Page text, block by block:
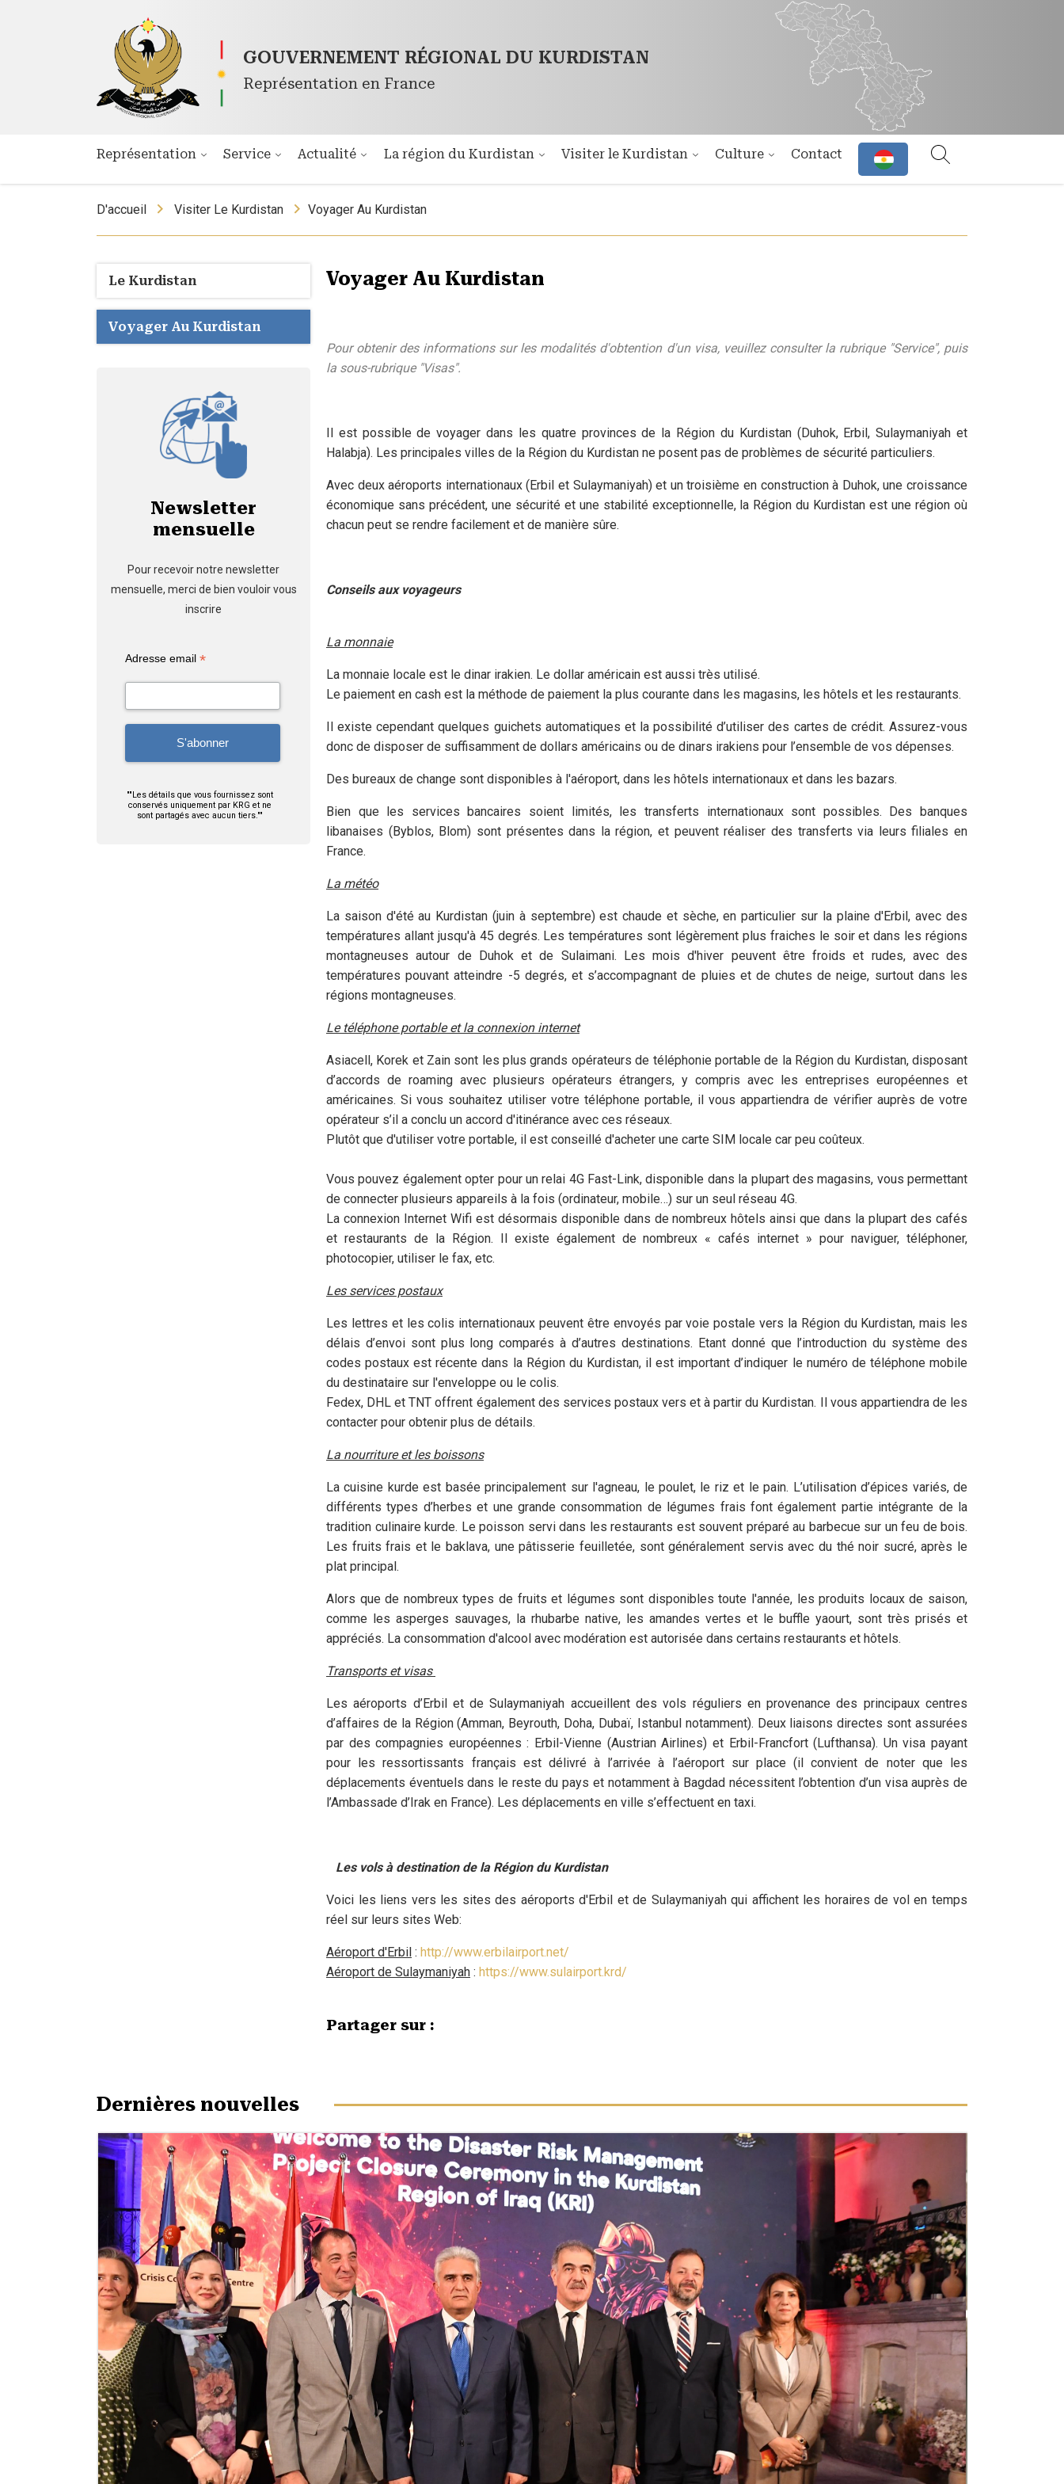
GOUVERNEMENT RÉGIONAL DU KURDISTAN
Représentation en France
Représentation Service Actualité La région du Kurdistan Visiter le Kurdistan Culture Contact
D'accueil Visiter Le Kurdistan Voyager Au Kurdistan
Le Kurdistan
Voyager Au Kurdistan
Newsletter
mensuelle
Pour recevoir notre newsletter
mensuelle, merci de bien vouloir vous
inscrire
Adresse email*
""Les détails que vous fournissez sont
conservés uniquement par KRG et ne
sont partagés avec aucun tiers.""
Voyager Au Kurdistan
Pour obtenir des informations sur les modalités d'obtention d'un visa, veuillez consulter la rubrique "Service", puis
la sous-rubrique "Visas".
Il est possible de voyager dans les quatre provinces de la Région du Kurdistan (Duhok, Erbil, Sulaymaniyah et
Halabja). Les principales villes de la Région du Kurdistan ne posent pas de problèmes de sécurité particuliers.
Avec deux aéroports internationaux (Erbil et Sulaymaniyah) et un troisième en construction à Duhok, une croissance
économique sans précédent, une sécurité et une stabilité exceptionnelle, la Région du Kurdistan est une région où
chacun peut se rendre facilement et de manière sûre.
Conseils aux voyageurs
La monnaie
La monnaie locale est le dinar irakien. Le dollar américain est aussi très utilisé.
Le paiement en cash est la méthode de paiement la plus courante dans les magasins, les hôtels et les restaurants.
Il existe cependant quelques guichets automatiques et la possibilité d’utiliser des cartes de crédit. Assurez-vous
donc de disposer de suffisamment de dollars américains ou de dinars irakiens pour l’ensemble de vos dépenses.
Des bureaux de change sont disponibles à l'aéroport, dans les hôtels internationaux et dans les bazars.
Bien que les services bancaires soient limités, les transferts internationaux sont possibles. Des banques
libanaises (Byblos, Blom) sont présentes dans la région, et peuvent réaliser des transferts via leurs filiales en
France.
La météo
La saison d'été au Kurdistan (juin à septembre) est chaude et sèche, en particulier sur la plaine d'Erbil, avec des
températures allant jusqu'à 45 degrés. Les températures sont légèrement plus fraiches le soir et dans les régions
montagneuses autour de Duhok et de Sulaimani. Les mois d'hiver peuvent être froids et rudes, avec des
températures pouvant atteindre -5 degrés, et s’accompagnant de pluies et de chutes de neige, surtout dans les
régions montagneuses.
Le téléphone portable et la connexion internet
Asiacell, Korek et Zain sont les plus grands opérateurs de téléphonie portable de la Région du Kurdistan, disposant
d’accords de roaming avec plusieurs opérateurs étrangers, y compris avec les entreprises européennes et
américaines. Si vous souhaitez utiliser votre téléphone portable, il vous appartiendra de vérifier auprès de votre
opérateur s’il a conclu un accord d'itinérance avec ces réseaux.
Plutôt que d'utiliser votre portable, il est conseillé d'acheter une carte SIM locale car peu coûteux.
Vous pouvez également opter pour un relai 4G Fast-Link, disponible dans la plupart des magasins, vous permettant
de connecter plusieurs appareils à la fois (ordinateur, mobile…) sur un seul réseau 4G.
La connexion Internet Wifi est désormais disponible dans de nombreux hôtels ainsi que dans la plupart des cafés
et restaurants de la Région. Il existe également de nombreux « cafés internet » pour naviguer, téléphoner,
photocopier, utiliser le fax, etc.
Les services postaux
Les lettres et les colis internationaux peuvent être envoyés par voie postale vers la Région du Kurdistan, mais les
délais d’envoi sont plus long comparés à d’autres destinations. Etant donné que l’introduction du système des
codes postaux est récente dans la Région du Kurdistan, il est important d’indiquer le numéro de téléphone mobile
du destinataire sur l'enveloppe ou le colis.
Fedex, DHL et TNT offrent également des services postaux vers et à partir du Kurdistan. Il vous appartiendra de les
contacter pour obtenir plus de détails.
La nourriture et les boissons
La cuisine kurde est basée principalement sur l'agneau, le poulet, le riz et le pain. L’utilisation d’épices variés, de
différents types d’herbes et une grande consommation de légumes frais font également partie intégrante de la
tradition culinaire kurde. Le poisson servi dans les restaurants est souvent préparé au barbecue sur un feu de bois.
Les fruits frais et le baklava, une pâtisserie feuilletée, sont généralement servis avec du thé noir sucré, après le
plat principal.
Alors que de nombreux types de fruits et légumes sont disponibles toute l'année, les produits locaux de saison,
comme les asperges sauvages, la rhubarbe native, les amandes vertes et le buffle yaourt, sont très prisés et
appréciés. La consommation d'alcool avec modération est autorisée dans certains restaurants et hôtels.
Transports et visas
Les aéroports d’Erbil et de Sulaymaniyah accueillent des vols réguliers en provenance des principaux centres
d’affaires de la Région (Amman, Beyrouth, Doha, Dubaï, Istanbul notamment). Deux liaisons directes sont assurées
par des compagnies européennes : Erbil-Vienne (Austrian Airlines) et Erbil-Francfort (Lufthansa). Un visa payant
pour les ressortissants français est délivré à l’arrivée à l’aéroport sur place (il convient de noter que les
déplacements éventuels dans le reste du pays et notamment à Bagdad nécessitent l’obtention d’un visa auprès de
l’Ambassade d’Irak en France). Les déplacements en ville s’effectuent en taxi.
Les vols à destination de la Région du Kurdistan
Voici les liens vers les sites des aéroports d'Erbil et de Sulaymaniyah qui affichent les horaires de vol en temps
réel sur leurs sites Web:
Aéroport d'Erbil : http://www.erbilairport.net/
Aéroport de Sulaymaniyah : https://www.sulairport.krd/
Partager sur :
Dernières nouvelles